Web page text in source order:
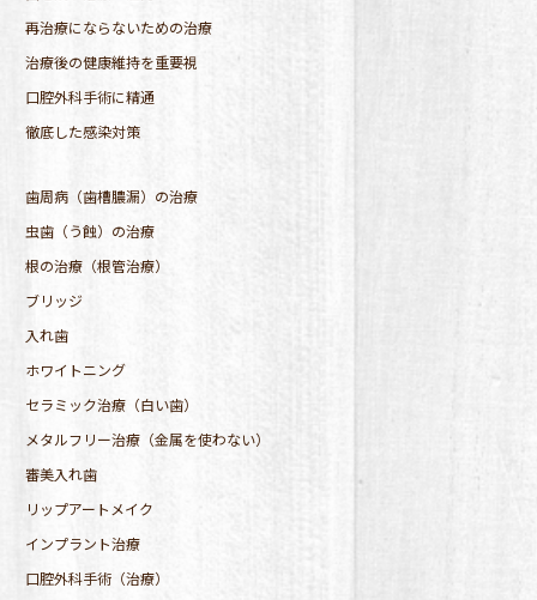
再治療にならないための治療
治療後の健康維持を重要視
口腔外科手術に精通
徹底した感染対策
歯周病（歯槽膿漏）の治療
虫歯（う蝕）の治療
根の治療（根管治療）
ブリッジ
入れ歯
ホワイトニング
セラミック治療（白い歯）
メタルフリー治療（金属を使わない）
審美入れ歯
リップアートメイク
インプラント治療
口腔外科手術（治療）